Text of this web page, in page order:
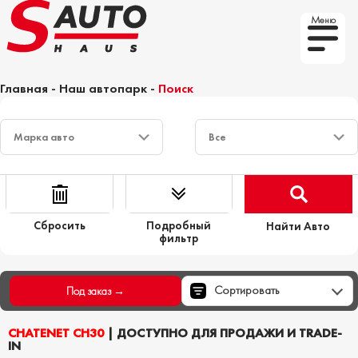
Меню
Главная - Наш автопарк - Поиск
Сбросить
Подробный
фильтр
Найти Авто
CHATENET CH30| ДОСТУПНО ДЛЯ ПРОДАЖИ И TRADE-
IN
Под заказ → Сортировать